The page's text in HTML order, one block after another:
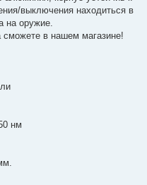
выключения находиться в
на оружие.
сможете в нашем магазине!
нм